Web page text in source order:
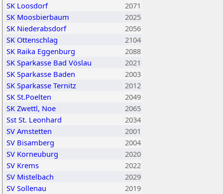
SK Loosdorf
2071
SK Moosbierbaum
2025
SK Niederabsdorf
2056
SK Ottenschlag
2104
SK Raika Eggenburg
2088
SK Sparkasse Bad Vöslau
2021
SK Sparkasse Baden
2003
SK Sparkasse Ternitz
2012
SK St.Poelten
2049
SK Zwettl, Noe
2065
Sst St. Leonhard
2034
SV Amstetten
2001
SV Bisamberg
2004
SV Korneuburg
2020
SV Krems
2022
SV Mistelbach
2029
SV Sollenau
2019